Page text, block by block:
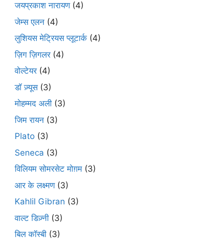
जयप्रकाश नारायण(4)
जेम्स एलन (4)
लुशियस मेट्रियस प्लूटार्क (4)
ज़िग ज़िगलर(4)
वोल्टेयर(4)
डॉ ज़्यूस(3)
मोहम्मद अली (3)
जिम रायन (3)
Plato (3)
Seneca (3)
विलियम सोमरसेट मोग़म (3)
आर के लक्ष्मण(3)
Kahlil Gibran (3)
वाल्ट डिज़्नी (3)
बिल कॉस्बी (3)